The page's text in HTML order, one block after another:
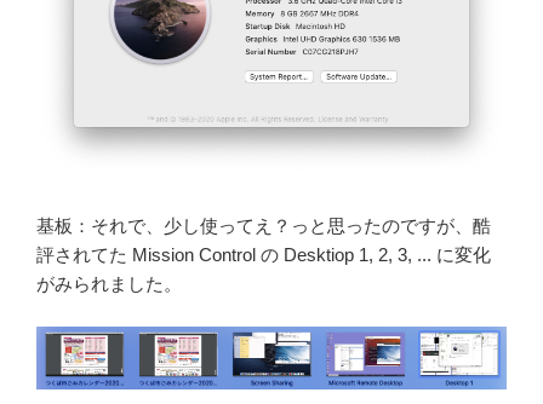
基板：それで、少し使ってえ？っと思ったのですが、酷
評されてた Mission Control の Desktiop 1, 2, 3, ... に変化
がみられました。